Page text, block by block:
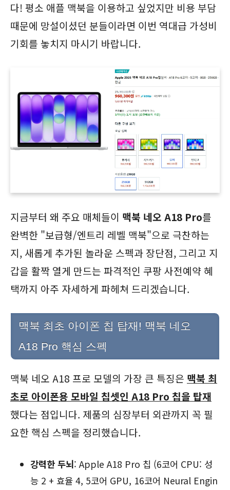
다! 평소 애플 맥북을 이용하고 싶었지만 비용 부담
때문에 망설이셨던 분들이라면 이번 역대급 가성비
기회를 놓치지 마시기 바랍니다.
지금부터 왜 주요 매체들이 맥북 네오 A18 Pro를
완벽한 "보급형/엔트리 레벨 맥북"으로 극찬하는
지, 새롭게 추가된 놀라운 스펙과 장단점, 그리고 지
갑을 활짝 열게 만드는 파격적인 쿠팡 사전예약 혜
택까지 아주 자세하게 파헤쳐 드리겠습니다.
맥북 최초 아이폰 칩 탑재! 맥북 네오
A18 Pro 핵심 스펙
맥북 네오 A18 프로 모델의 가장 큰 특징은 맥북 최
초로 아이폰용 모바일 칩셋인 A18 Pro 칩을 탑재
했다는 점입니다. 제품의 심장부터 외관까지 꼭 필
요한 핵심 스펙을 정리했습니다.
강력한 두뇌: Apple A18 Pro 칩 (6코어 CPU: 성
능 2 + 효율 4, 5코어 GPU, 16코어 Neural Engin